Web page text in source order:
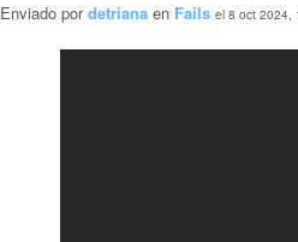
Enviado pordetriana en Fails el 8 oct 2024,